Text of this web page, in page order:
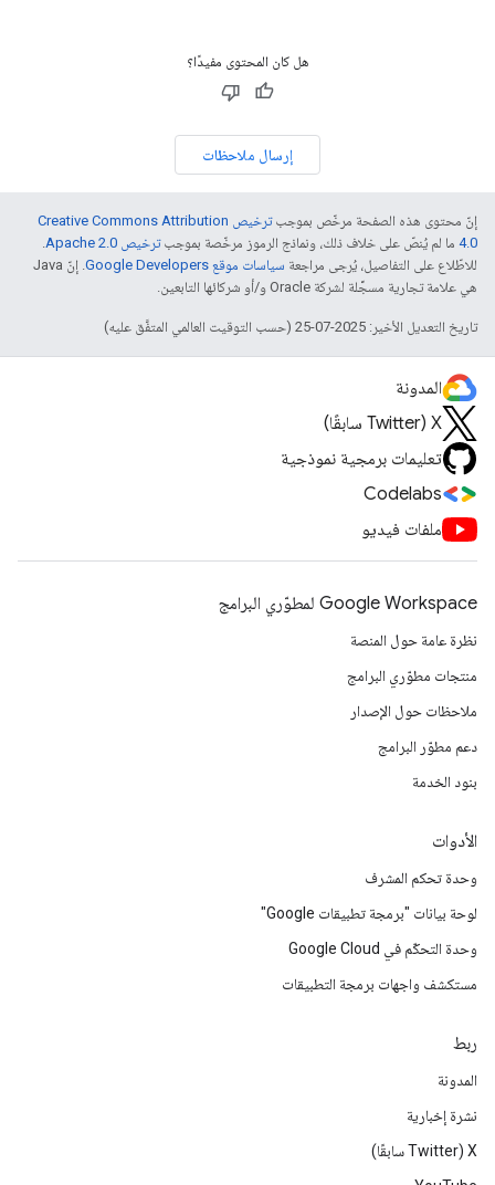
هل كان المحتوى مفيدًا؟
إرسال ملاحظات
إنّ محتوى هذه الصفحة مرخّص بموجب
ترخيص Creative Commons Attribution
4.0‏ ما لم يُنصّ على خلاف ذلك، ونماذج الرموز مرخّصة بموجبترخيص Apache 2.0‏
.
للاطّلاع على التفاصيل، يُرجى مراجعة سياسات موقع Google Developers‏
. إنّ Java
هي علامة تجارية مسجَّلة لشركة Oracle و/أو شركائها التابعين.
تاريخ التعديل الأخير: 2025-07-25 (حسب التوقيت العالمي المتفَّق عليه)
المدونة
‫X ‏(Twitter سابقًا)
تعليمات برمجية نموذجية
Codelabs
ملفات فيديو
Google Workspace لمطوّري البرامج
نظرة عامة حول المنصة
منتجات مطوّري البرامج
ملاحظات حول الإصدار
دعم مطوّر البرامج
بنود الخدمة
الأدوات
وحدة تحكم المشرف
لوحة بيانات "برمجة تطبيقات Google"
وحدة التحكّم في Google Cloud
مستكشف واجهات برمجة التطبيقات
ربط
المدونة
نشرة إخبارية
‫X ‏(Twitter سابقًا)